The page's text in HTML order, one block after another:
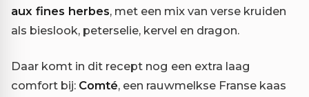
aux fines herbes, met een mix van verse kruiden
als bieslook, peterselie, kervel en dragon.
Daar komt in dit recept nog een extra laag
comfort bij: Comté, een rauwmelkse Franse kaas